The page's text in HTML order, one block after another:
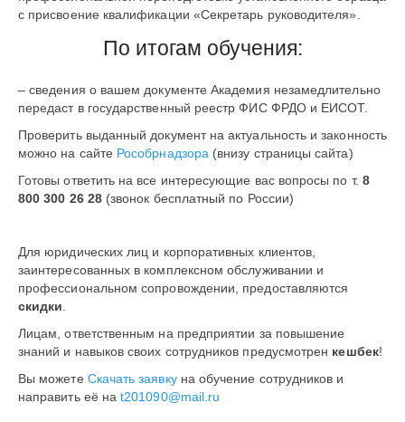
с присвоение квалификации «Секретарь руководителя».
По итогам обучения:
– сведения о вашем документе Академия незамедлительно
передаст в государственный реестр ФИС ФРДО и ЕИСОТ.
Проверить выданный документ на актуальность и законность
можно на сайте Рособрнадзора (внизу страницы сайта)
Готовы ответить на все интересующие вас вопросы по т. 8
800 300 26 28(звонок бесплатный по России)
Для юридических лиц и корпоративных клиентов,
заинтересованных в комплексном обслуживании и
профессиональном сопровождении, предоставляются
скидки
Лицам, ответственным на предприятии за повышение
знаний и навыков своих сотрудников предусмотрен кешбек!
Вы можете Скачать заявкуна обучение сотрудников и
направить её наt201090@mail.ru